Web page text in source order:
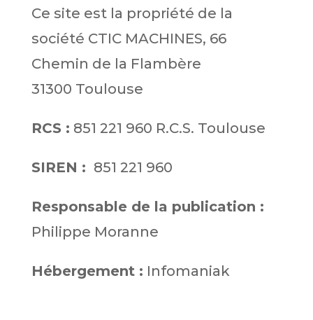
Ce site est la propriété de la
société CTIC MACHINES, 66
Chemin de la Flambère
31300 Toulouse
RCS : 851 221 960 R.C.S. Toulouse
SIREN : 851 221 960
Responsable de la publication :
Philippe Moranne
Hébergement : Infomaniak